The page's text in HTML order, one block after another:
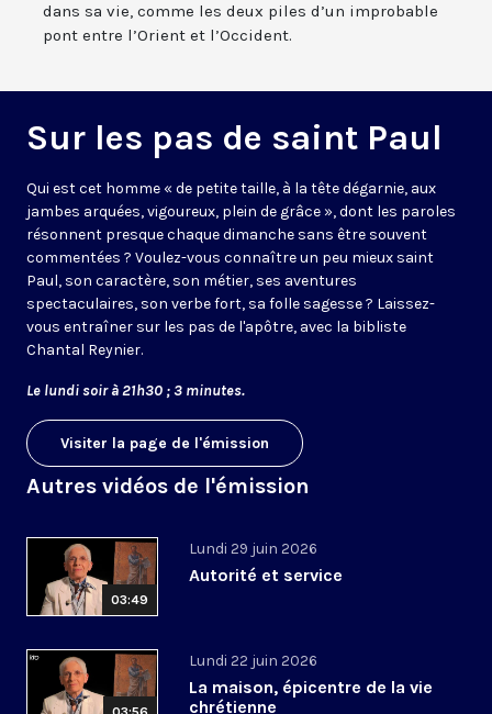
dans sa vie, comme les deux piles d’un improbable
pont entre l’Orient et l’Occident.
Sur les pas de saint Paul
Qui est cet homme « de petite taille, à la tête dégarnie, aux
jambes arquées, vigoureux, plein de grâce », dont les paroles
résonnent presque chaque dimanche sans être souvent
commentées ? Voulez-vous connaître un peu mieux saint
Paul, son caractère, son métier, ses aventures
spectaculaires, son verbe fort, sa folle sagesse ? Laissez-
vous entraîner sur les pas de l'apôtre, avec la bibliste
Chantal Reynier.
Le lundi soir à 21h30 ; 3 minutes.
Visiter la page de l'émission
Autres vidéos de l'émission
03:49
Lundi 29 juin 2026
Autorité et service
Lundi 22 juin 2026
La maison, épicentre de la vie
chrétienne